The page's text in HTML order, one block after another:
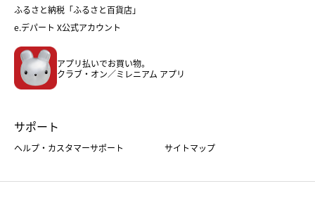
フード
ホーム・キッチン＆アート
ふるさと納税「ふるさと百貨店」
e.デパート X公式アカウント
アプリ払いでお買い物。
クラブ・オン／ミレニアム アプリ
サポート
ヘルプ・カスタマーサポート サイトマップ